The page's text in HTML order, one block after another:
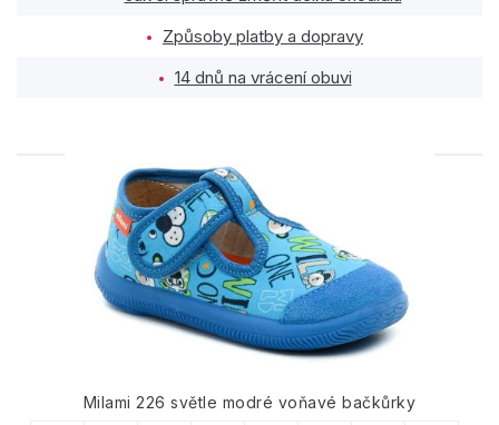
Způsoby platby a dopravy
14 dnů na vrácení obuvi
PODOBNÉ PRODUKTY
Milami 226 světle modré voňavé bačkůrky